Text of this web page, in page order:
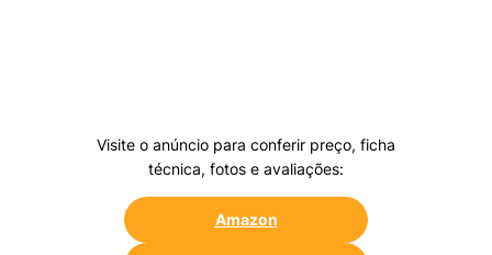
Visite o anúncio para conferir preço, ficha
técnica, fotos e avaliações:
Amazon